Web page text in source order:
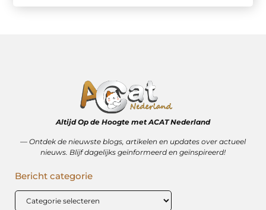
Altijd Op de Hoogte met ACAT Nederland
–– Ontdek de nieuwste blogs, artikelen en updates over actueel
nieuws. Blijf dagelijks geïnformeerd en geïnspireerd!
Bericht categorie